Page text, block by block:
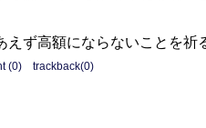
えず高額にならないことを祈
(0) trackback(0)